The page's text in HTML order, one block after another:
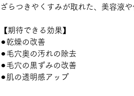
ざらつきやくすみが取れた、美容液
【期待できる効果】
⚫︎乾燥の改善
⚫︎毛穴奥の汚れの除去
⚫︎毛穴の黒ずみの改善
⚫︎肌の透明感アップ